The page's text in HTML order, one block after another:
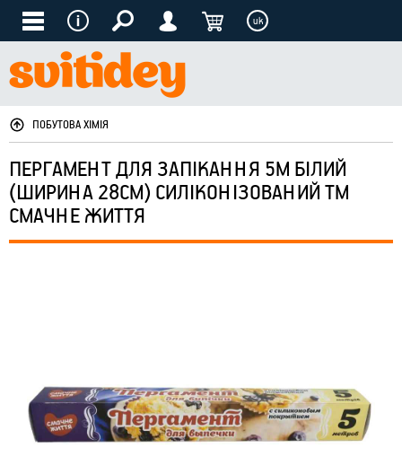
uk
ПОБУТОВА ХІМІЯ
ПЕРГАМЕНТ ДЛЯ ЗАПІКАННЯ 5М БІЛИЙ
(ШИРИНА 28СМ) СИЛІКОНІЗОВАНИЙ ТМ
СМАЧНЕ ЖИТТЯ